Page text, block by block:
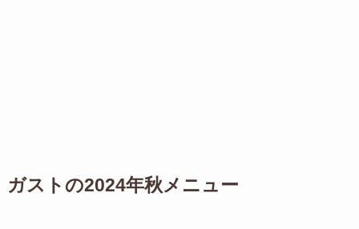
ガストの2024年秋メニュー